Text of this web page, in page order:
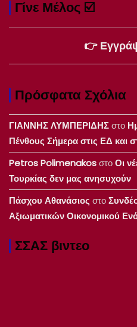
Γίνε Μέλος ☑️
👉
Πρόσφατα Σχόλια
ΓΙΑΝΝΗΣ ΛΥΜΠΕΡΙΔΗΣστο
Πένθους Σήμερα στις ΕΔ και
Petros PolimenakosστοΟι
Τουρκίας δεν μας ανησυχούν
Πάσχου Αθανάσιος στο
Αξιωματικών Οικονομικού
ΣΣΑΣ βιντεο